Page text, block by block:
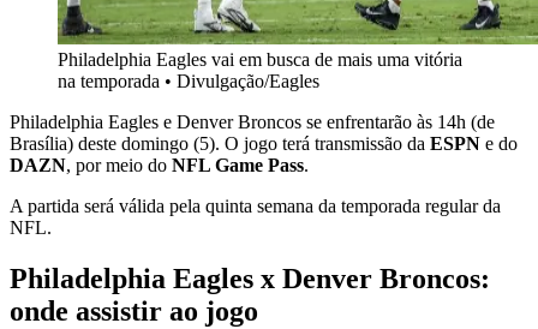
Philadelphia Eagles vai em busca de mais uma vitória
na temporada • Divulgação/Eagles
Philadelphia Eagles e Denver Broncos se enfrentarão às 14h (de
Brasília) deste domingo (5). O jogo terá transmissão da ESPN e do
DAZN, por meio do NFL Game Pass.
A partida será válida pela quinta semana da temporada regular da
NFL.
Philadelphia Eagles x Denver Broncos:
onde assistir ao jogo